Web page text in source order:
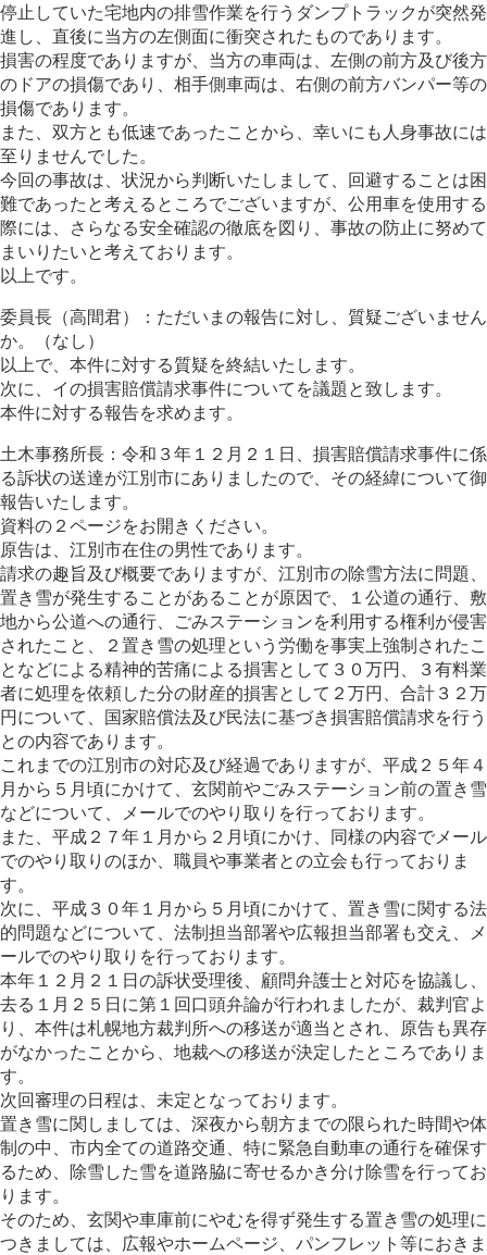
停止していた宅地内の排雪作業を行うダンプトラックが突然発
進し、直後に当方の左側面に衝突されたものであります。
損害の程度でありますが、当方の車両は、左側の前方及び後方
のドアの損傷であり、相手側車両は、右側の前方バンパー等の
損傷であります。
また、双方とも低速であったことから、幸いにも人身事故には
至りませんでした。
今回の事故は、状況から判断いたしまして、回避することは困
難であったと考えるところでございますが、公用車を使用する
際には、さらなる安全確認の徹底を図り、事故の防止に努めて
まいりたいと考えております。
以上です。
委員長（高間君）：ただいまの報告に対し、質疑ございません
か。（なし）
以上で、本件に対する質疑を終結いたします。
次に、イの損害賠償請求事件についてを議題と致します。
本件に対する報告を求めます。
土木事務所長：令和３年１２月２１日、損害賠償請求事件に係
る訴状の送達が江別市にありましたので、その経緯について御
報告いたします。
資料の２ページをお開きください。
原告は、江別市在住の男性であります。
請求の趣旨及び概要でありますが、江別市の除雪方法に問題、
置き雪が発生することがあることが原因で、１公道の通行、敷
地から公道への通行、ごみステーションを利用する権利が侵害
されたこと、２置き雪の処理という労働を事実上強制されたこ
となどによる精神的苦痛による損害として３０万円、３有料業
者に処理を依頼した分の財産的損害として２万円、合計３２万
円について、国家賠償法及び民法に基づき損害賠償請求を行う
との内容であります。
これまでの江別市の対応及び経過でありますが、平成２５年４
月から５月頃にかけて、玄関前やごみステーション前の置き雪
などについて、メールでのやり取りを行っております。
また、平成２７年１月から２月頃にかけ、同様の内容でメール
でのやり取りのほか、職員や事業者との立会も行っておりま
す。
次に、平成３０年１月から５月頃にかけて、置き雪に関する法
的問題などについて、法制担当部署や広報担当部署も交え、メ
ールでのやり取りを行っております。
本年１２月２１日の訴状受理後、顧問弁護士と対応を協議し、
去る１月２５日に第１回口頭弁論が行われましたが、裁判官よ
り、本件は札幌地方裁判所への移送が適当とされ、原告も異存
がなかったことから、地裁への移送が決定したところでありま
す。
次回審理の日程は、未定となっております。
置き雪に関しましては、深夜から朝方までの限られた時間や体
制の中、市内全ての道路交通、特に緊急自動車の通行を確保す
るため、除雪した雪を道路脇に寄せるかき分け除雪を行ってお
ります。
そのため、玄関や車庫前にやむを得ず発生する置き雪の処理に
つきましては、広報やホームページ、パンフレット等におきま